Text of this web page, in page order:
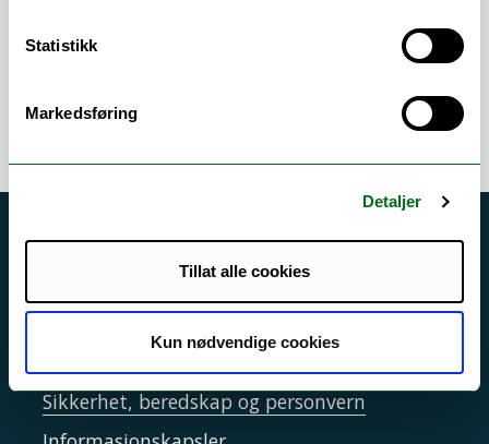
Statistikk
Markedsføring
Detaljer
Tillat alle cookies
Kun nødvendige cookies
Timeplanlegging / Canvas / ePhorte
Akutt hjelp
Sikkerhet, beredskap og personvern